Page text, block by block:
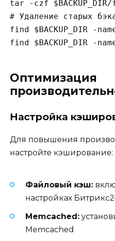
tar -czf
# Удаление старых
find $BACKUP_DIR -
Оптимизация
Настройка
Для повышения
настройте кэширование:
Файловый кэш:
настройках
Memcached:
Memcached